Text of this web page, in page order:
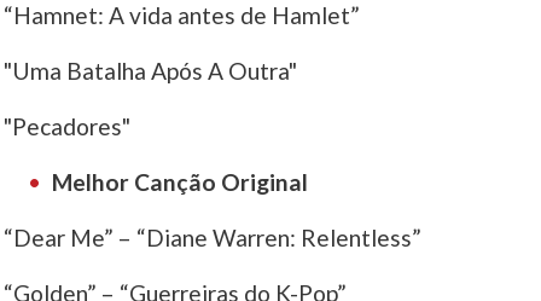
“Hamnet: A vida antes de Hamlet”
"Uma Batalha Após A Outra"
"Pecadores"
Melhor Canção Original
“Dear Me” – “Diane Warren: Relentless”
“Golden” – “Guerreiras do K-Pop”